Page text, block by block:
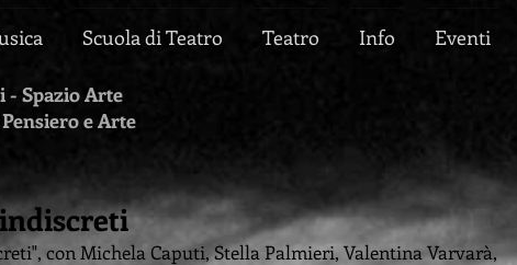
Scuola di Teatro Teatro Info Eventi
- Spazio Arte
e Arte
con Michela Caputi, Stella Palmieri, Valentina Varvarà,